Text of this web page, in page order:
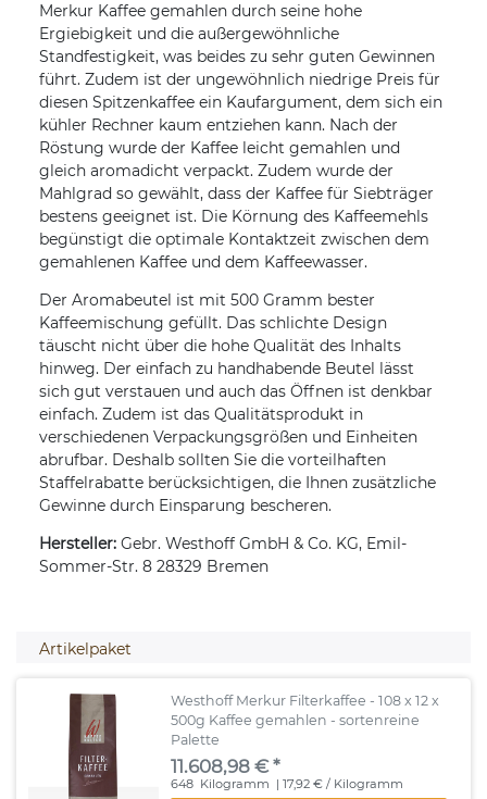
Merkur Kaffee gemahlen durch seine hohe
Ergiebigkeit und die außergewöhnliche
Standfestigkeit, was beides zu sehr guten Gewinnen
führt. Zudem ist der ungewöhnlich niedrige Preis für
diesen Spitzenkaffee ein Kaufargument, dem sich ein
kühler Rechner kaum entziehen kann. Nach der
Röstung wurde der Kaffee leicht gemahlen und
gleich aromadicht verpackt. Zudem wurde der
Mahlgrad so gewählt, dass der Kaffee für Siebträger
bestens geeignet ist. Die Körnung des Kaffeemehls
begünstigt die optimale Kontaktzeit zwischen dem
gemahlenen Kaffee und dem Kaffeewasser.
Der Aromabeutel ist mit 500 Gramm bester
Kaffeemischung gefüllt. Das schlichte Design
täuscht nicht über die hohe Qualität des Inhalts
hinweg. Der einfach zu handhabende Beutel lässt
sich gut verstauen und auch das Öffnen ist denkbar
einfach. Zudem ist das Qualitätsprodukt in
verschiedenen Verpackungsgrößen und Einheiten
abrufbar. Deshalb sollten Sie die vorteilhaften
Staffelrabatte berücksichtigen, die Ihnen zusätzliche
Gewinne durch Einsparung bescheren.
Hersteller: Gebr. Westhoff GmbH & Co. KG, Emil-
Sommer-Str. 8 28329 Bremen
Artikelpaket
Westhoff Merkur Filterkaffee - 108 x 12 x
500g Kaffee gemahlen - sortenreine
Palette
11.608,98 € *
648 Kilogramm | 17,92 € / Kilogramm